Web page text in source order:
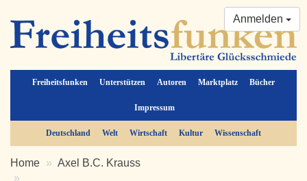
Freiheitsfunken Unterstützen Autoren Marktplatz Bücher
Impressum
Anmelden
Deutschland Welt Wirtschaft Kultur Wissenschaft
Home Axel B.C. Krauss